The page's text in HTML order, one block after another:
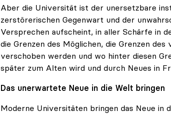
Aber die Universität ist der unersetzbare
zerstörerischen Gegenwart und der
Versprechen aufscheint, in aller Schärfe in
die Grenzen des Möglichen, die Grenzen
verschoben werden und wo hinter diesen
später zum Alten wird und durch Neues in
Das unerwartete Neue in die Welt bringen
Moderne Universitäten bringen das Neue in